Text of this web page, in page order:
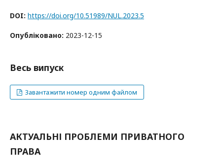
DOI: https://doi.org/10.51989/NUL.2023.5
Опубліковано: 2023-12-15
Весь випуск
Завантажити номер одним файлом
АКТУАЛЬНІ ПРОБЛЕМИ ПРИВАТНОГО
ПРАВА